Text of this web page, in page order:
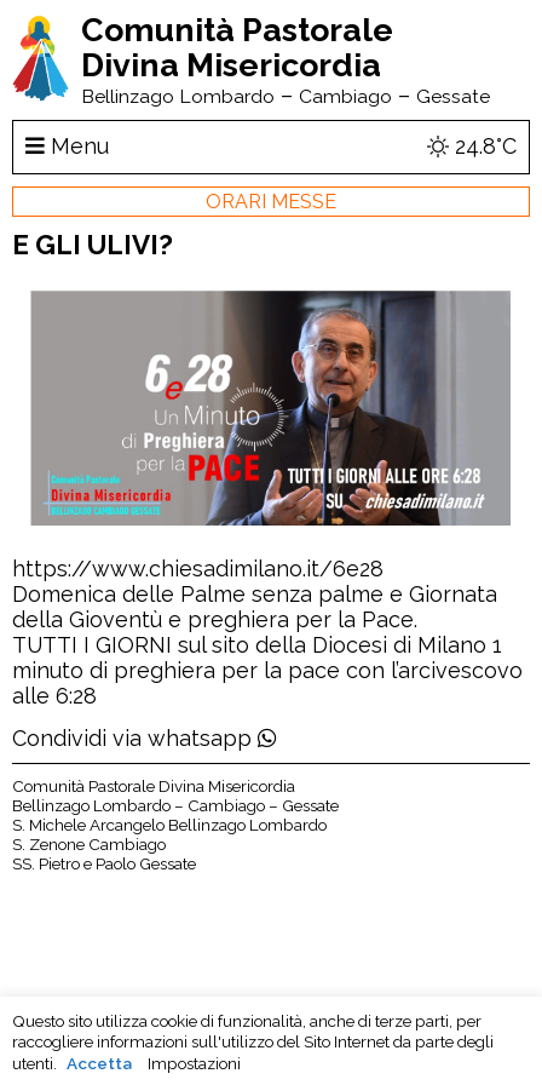
Comunità Pastorale
Divina Misericordia
Bellinzago Lombardo – Cambiago – Gessate
Menu 24.8°C
ORARI MESSE
E GLI ULIVI?
https://www.chiesadimilano.it/6e28
Domenica delle Palme senza palme e Giornata
della Gioventù e preghiera per la Pace.
TUTTI I GIORNI sul sito della Diocesi di Milano 1
minuto di preghiera per la pace con l’arcivescovo
alle 6:28
Condividi via whatsapp
Comunità Pastorale Divina Misericordia
Bellinzago Lombardo – Cambiago – Gessate
S. Michele Arcangelo Bellinzago Lombardo
S. Zenone Cambiago
SS. Pietro e Paolo Gessate
Questo sito utilizza cookie di funzionalità, anche di terze parti, per
raccogliere informazioni sull'utilizzo del Sito Internet da parte degli
utenti.
Accetta Impostazioni